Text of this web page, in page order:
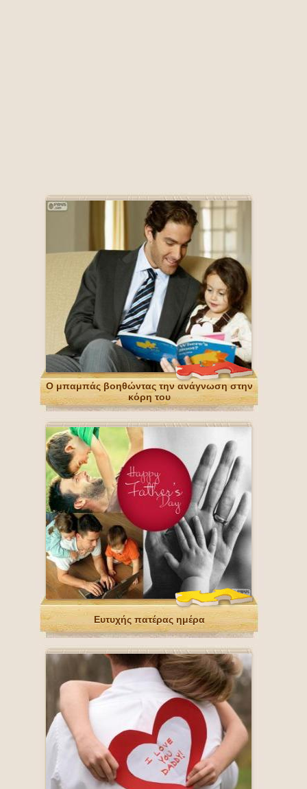
Ο μπαμπάς βοηθώντας την ανάγνωση στην
κόρη του
Ευτυχής πατέρας ημέρα